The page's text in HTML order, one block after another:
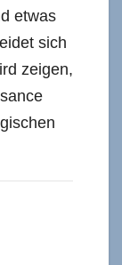
etwas
sich
zeigen,